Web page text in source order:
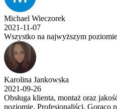
Michael Wieczorek
2021-11-07
Wszystko na najwyższym
Karolina Jankowska
2021-09-26
Obsługa klienta, montaż oraz
poziomie. Profesjonaliści. Gorąco